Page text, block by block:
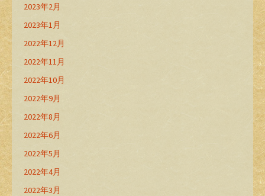
2023年2月
2023年1月
2022年12月
2022年11月
2022年10月
2022年9月
2022年8月
2022年6月
2022年5月
2022年4月
2022年3月